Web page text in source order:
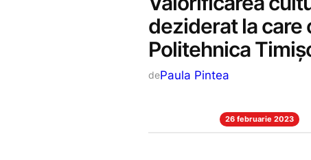
deziderat la care
Politehnica
dePaula Pintea
26 februarie 2023